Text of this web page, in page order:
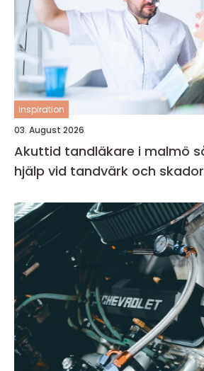
inspiration
03. August 2026
Akuttid tandläkare i malmö så får du snabb
hjälp vid tandvärk och skador